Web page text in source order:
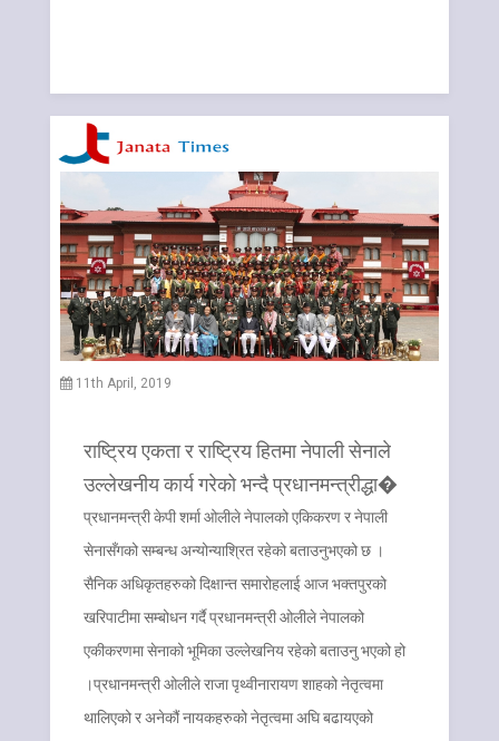
11th April, 2019
राष्ट्रिय एकता र राष्ट्रिय हितमा नेपाली सेनाले
उल्लेखनीय कार्य गरेको भन्दै प्रधानमन्त्रीद्धा�
प्रधानमन्त्री केपी शर्मा ओलीले नेपालको एकिकरण र नेपाली
सेनासँगको सम्बन्ध अन्योन्याश्रित रहेको बताउनुभएको छ ।
सैनिक अधिकृतहरुको दिक्षान्त समारोहलाई आज भक्तपुरको
खरिपाटीमा सम्बोधन गर्दै प्रधानमन्त्री ओलीले नेपालको
एकीकरणमा सेनाको भूमिका उल्लेखनिय रहेको बताउनु भएको हो
।प्रधानमन्त्री ओलीले राजा पृथ्वीनारायण शाहको नेतृत्वमा
थालिएको र अनेकौं नायकहरुको नेतृत्वमा अघि बढायएको